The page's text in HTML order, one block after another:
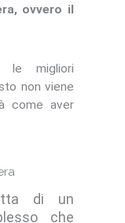
ovvero il
le migliori
non viene
come aver
di un
che